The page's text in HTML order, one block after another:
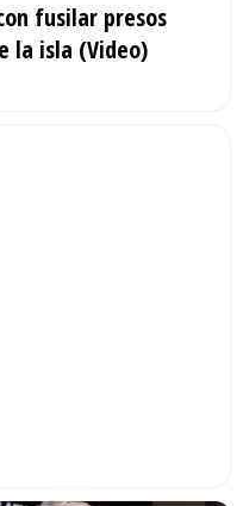
fusilar presos
la isla (Video)